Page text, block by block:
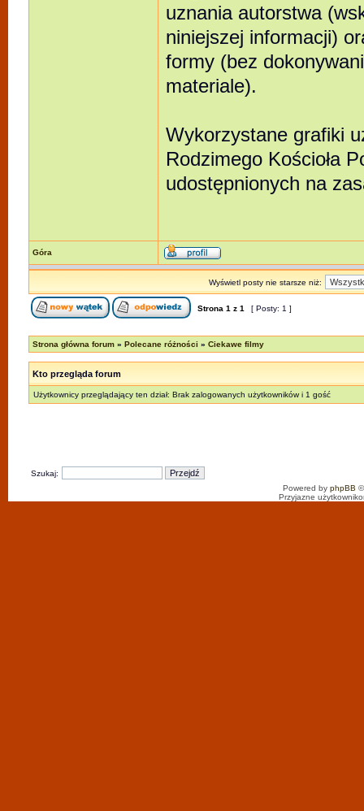
uznania autorstwa
niniejszej informacji)
formy (bez
materiale).
Wykorzystane grafiki
Rodzimego Kościoła
udostępnionych na
Góra
Wyświetl posty nie starsze niż:
Strona 1 z 1 [ Posty: 1 ]
Strona główna forum » Polecane różności » Ciekawe filmy
Kto przegląda forum
Użytkownicy przeglądający ten dział: Brak zalogowanych użytkowników i 1 gość
Szukaj:
Powered by phpBB
Przyjazne